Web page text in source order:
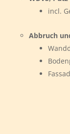
incl.
Abbruch